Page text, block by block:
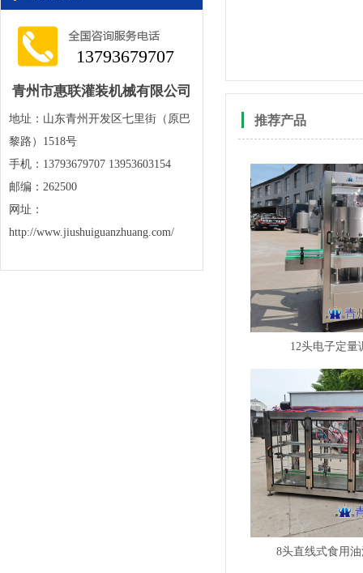
13793679707
青州市惠联灌装机械有限公司
地址：山东青州开发区七里街（原巴
黎路）1518号
手机：13793679707 13953603154
邮编：262500
网址：
http://www.jiushuiguanzhuang.com/
推荐产品
12头电子定量
8头直线式食用